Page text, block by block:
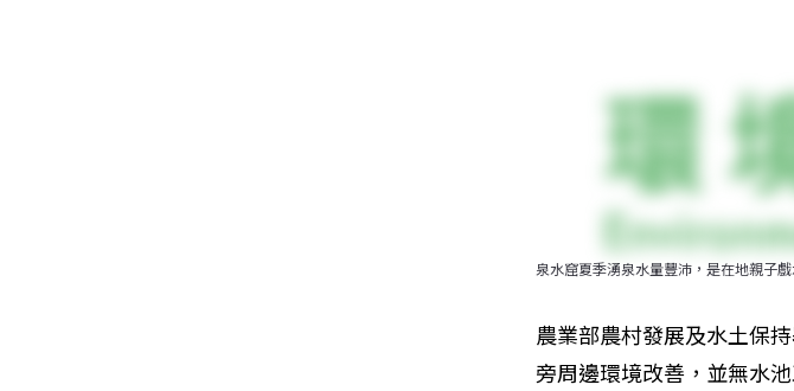
泉水窟夏季湧泉水量豐沛，是在地親子
農業部農村發展及水土保
旁周邊環境改善，並無水